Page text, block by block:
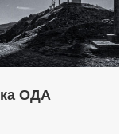
ОДА